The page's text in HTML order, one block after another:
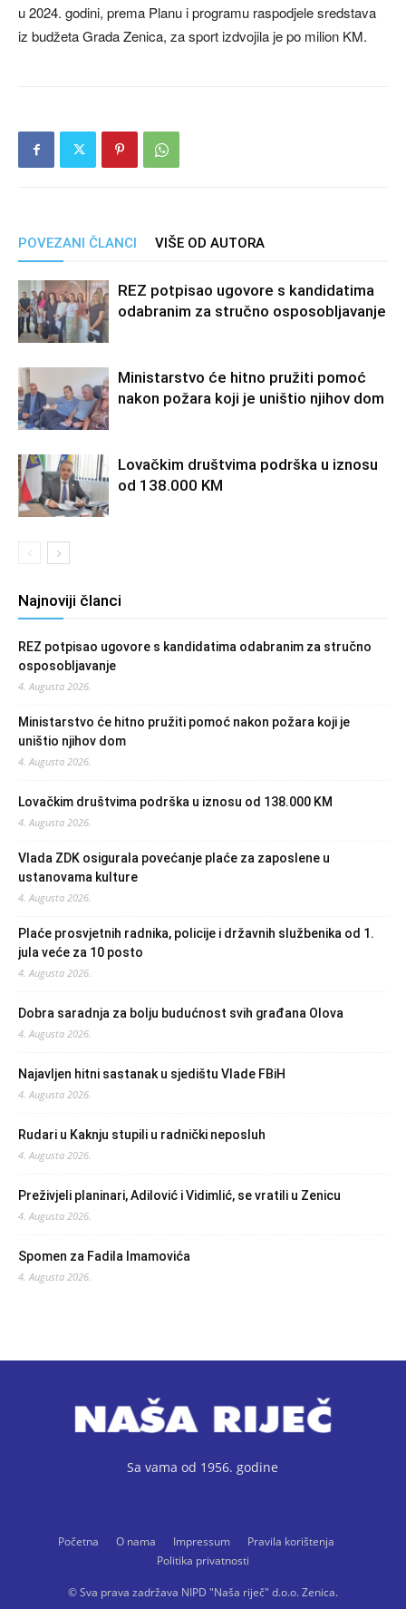
u 2024. godini, prema Planu i programu raspodjele sredstava
iz budžeta Grada Zenica, za sport izdvojila je po milion KM.
POVEZANI ČLANCI VIŠE OD AUTORA
REZ potpisao ugovore s kandidatima
odabranim za stručno osposobljavanje
Ministarstvo će hitno pružiti pomoć
nakon požara koji je uništio njihov dom
Lovačkim društvima podrška u iznosu
od 138.000 KM
Najnoviji članci
REZ potpisao ugovore s kandidatima odabranim za stručno
osposobljavanje
4. Augusta 2026.
Ministarstvo će hitno pružiti pomoć nakon požara koji je
uništio njihov dom
4. Augusta 2026.
Lovačkim društvima podrška u iznosu od 138.000 KM
4. Augusta 2026.
Vlada ZDK osigurala povećanje plaće za zaposlene u
ustanovama kulture
4. Augusta 2026.
Plaće prosvjetnih radnika, policije i državnih službenika od 1.
jula veće za 10 posto
4. Augusta 2026.
Dobra saradnja za bolju budućnost svih građana Olova
4. Augusta 2026.
Najavljen hitni sastanak u sjedištu Vlade FBiH
4. Augusta 2026.
Rudari u Kaknju stupili u radnički neposluh
4. Augusta 2026.
Preživjeli planinari, Adilović i Vidimlić, se vratili u Zenicu
4. Augusta 2026.
Spomen za Fadila Imamovića
4. Augusta 2026.
Sa vama od 1956. godine
Početna O nama Impressum
Pravila korištenja
Politika privatnosti
© Sva prava zadržava NIPD "Naša riječ" d.o.o. Zenica.